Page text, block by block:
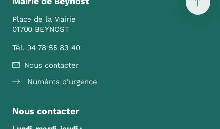
Place de la Mairie
01700 BEYNOST
Tél. 04 78 55 83 40
Nous contacter
Numéros d'urgence
Nous contacter